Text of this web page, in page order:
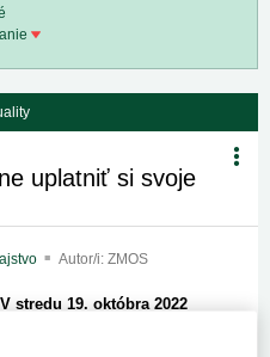
uplatniť si svoje
Autor/i: ZMOS
stredu 19. októbra 2022